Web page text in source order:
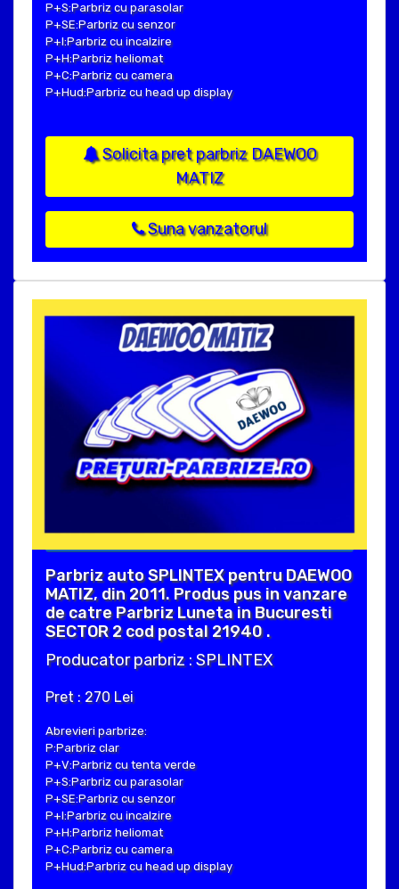
P+S:Parbriz cu parasolar
P+SE:Parbriz cu senzor
P+I:Parbriz cu incalzire
P+H:Parbriz heliomat
P+C:Parbriz cu camera
P+Hud:Parbriz cu head up display
Solicita pret parbriz DAEWOO
MATIZ
Suna vanzatorul
Parbriz auto SPLINTEX pentru DAEWOO
MATIZ, din 2011. Produs pus in vanzare
de catre Parbriz Luneta in Bucuresti
SECTOR 2 cod postal 21940 .
Producator parbriz : SPLINTEX
Pret : 270 Lei
Abrevieri parbrize:
P:Parbriz clar
P+V:Parbriz cu tenta verde
P+S:Parbriz cu parasolar
P+SE:Parbriz cu senzor
P+I:Parbriz cu incalzire
P+H:Parbriz heliomat
P+C:Parbriz cu camera
P+Hud:Parbriz cu head up display